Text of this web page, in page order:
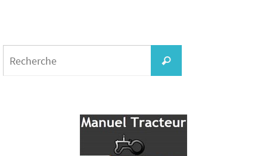
Recherche